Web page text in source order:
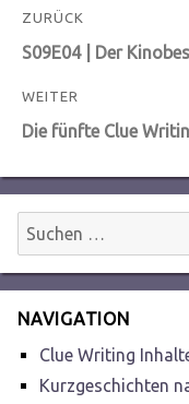
ZURÜCK
Vorheriger
S09E04 | Der
WEITER
Nächster
Die fünfte Clue
Suchen
nach:
NAVIGATION
Clue Writing
Kurzgeschichten